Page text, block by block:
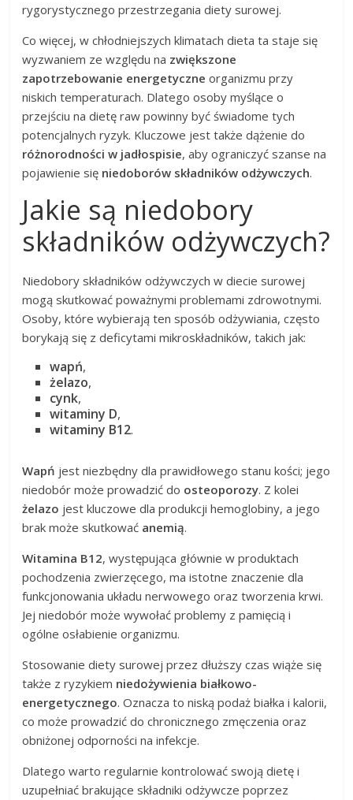
rygorystycznego przestrzegania diety surowej.
Co więcej, w chłodniejszych klimatach dieta ta staje się
wyzwaniem ze względu na zwiększone
zapotrzebowanie energetyczne organizmu przy
niskich temperaturach. Dlatego osoby myślące o
przejściu na dietę raw powinny być świadome tych
potencjalnych ryzyk. Kluczowe jest także dążenie do
różnorodności w jadłospisie, aby ograniczyć szanse na
pojawienie się niedoborów składników odżywczych.
Jakie są niedobory
składników odżywczych?
Niedobory składników odżywczych w diecie surowej
mogą skutkować poważnymi problemami zdrowotnymi.
Osoby, które wybierają ten sposób odżywiania, często
borykają się z deficytami mikroskładników, takich jak:
wapń,
żelazo,
cynk,
witaminy D,
witaminy B12.
Wapń jest niezbędny dla prawidłowego stanu kości; jego
niedobór może prowadzić do osteoporozy. Z kolei
żelazo jest kluczowe dla produkcji hemoglobiny, a jego
brak może skutkować anemią.
Witamina B12, występująca głównie w produktach
pochodzenia zwierzęcego, ma istotne znaczenie dla
funkcjonowania układu nerwowego oraz tworzenia krwi.
Jej niedobór może wywołać problemy z pamięcią i
ogólne osłabienie organizmu.
Stosowanie diety surowej przez dłuższy czas wiąże się
także z ryzykiem niedożywienia białkowo-
energetycznego. Oznacza to niską podaż białka i kalorii,
co może prowadzić do chronicznego zmęczenia oraz
obniżonej odporności na infekcje.
Dlatego warto regularnie kontrolować swoją dietę i
uzupełniać brakujące składniki odżywcze poprzez